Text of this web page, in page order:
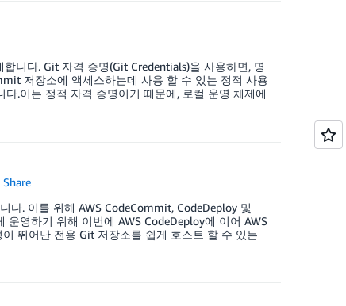
니다. Git 자격 증명(Git Credentials)을 사용하면, 명
저장소에 액세스하는데 사용 할 수 있는 정적 사용
.이는 정적 자격 증명이기 때문에, 로컬 운영 체제에
Share
다. 이를 위해 AWS CodeCommit, CodeDeploy 및
영하기 위해 이번에 AWS CodeDeploy에 이어 AWS
뛰어난 전용 Git 저장소를 쉽게 호스트 할 수 있는